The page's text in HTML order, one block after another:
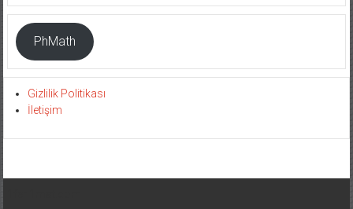
PhMath
Gizlilik Politikası
İletişim